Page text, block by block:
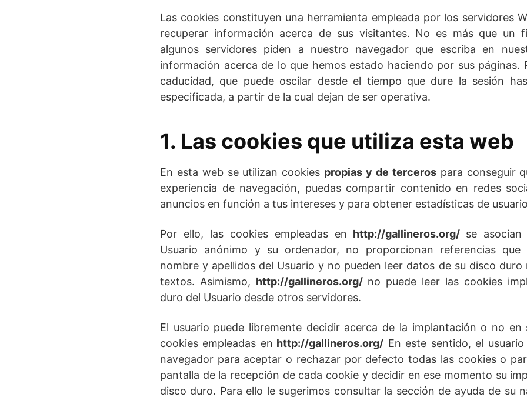
Las cookies constituyen una herramienta empleada por los servidores
recuperar información acerca de sus visitantes. No es más que un
algunos servidores piden a nuestro navegador que escriba en
información acerca de lo que hemos estado haciendo por sus páginas.
caducidad, que puede oscilar desde el tiempo que dure la sesión
especificada, a partir de la cual dejan de ser operativa.
1. Las cookies que utiliza esta web
En esta web se utilizan cookies propias y de tercerospara conseguir
experiencia de navegación, puedas compartir contenido en redes
anuncios en función a tus intereses y para obtener estadísticas de
Por ello, las cookies empleadas en http://gallineros.org/ se
Usuario anónimo y su ordenador, no proporcionan referencias
nombre y apellidos del Usuario y no pueden leer datos de su disco duro
textos. Asimismo, http://gallineros.org/no puede leer las cookies
duro del Usuario desde otros servidores.
El usuario puede libremente decidir acerca de la implantación o no
cookies empleadas en http://gallineros.org/ En este sentido, el
navegador para aceptar o rechazar por defecto todas las cookies o
pantalla de la recepción de cada cookie y decidir en ese momento su
disco duro. Para ello le sugerimos consultar la sección de ayuda de su